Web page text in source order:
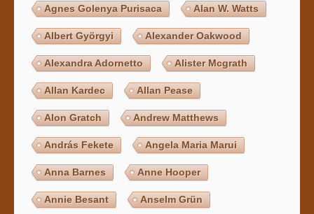
Agnes Golenya Purisaca Alan W. Watts
Albert Györgyi Alexander Oakwood
Alexandra Adornetto Alister Mcgrath
Allan Kardec Allan Pease
Alon Gratch Andrew Matthews
András Fekete Angela Maria Marui
Anna Barnes Anne Hooper
Annie Besant Anselm Grün